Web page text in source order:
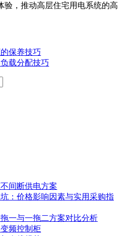
验，推动高层住宅用电系统的高
保养技巧
载分配技巧
间断供电方案
：价格影响因素与实用采购指
一与一拖二方案对比分析
频控制柜